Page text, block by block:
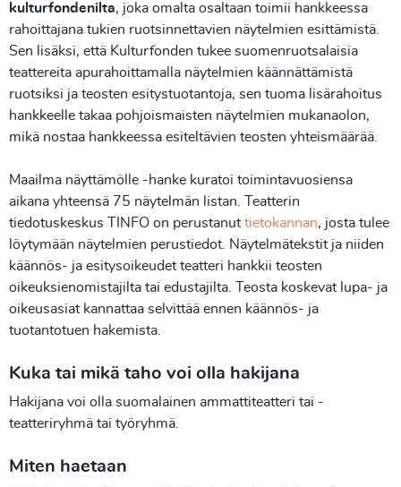
kulturfondenilta, joka omalta osaltaan toimii hankkeessa
rahoittajana tukien ruotsinnettavien näytelmien esittämistä.
Sen lisäksi, että Kulturfonden tukee suomenruotsalaisia
teattereita apurahoittamalla näytelmien käännättämistä
ruotsiksi ja teosten esitystuotantoja, sen tuoma lisärahoitus
hankkeelle takaa pohjoismaisten näytelmien mukanaolon,
mikä nostaa hankkeessa esiteltävien teosten yhteismäärää.
Maailma näyttämölle -hanke kuratoi toimintavuosiensa
aikana yhteensä 75 näytelmän listan. Teatterin
tiedotuskeskus TINFO on perustanuttietokannan, josta tulee
löytymään näytelmien perustiedot. Näytelmätekstit ja niiden
käännös- ja esitysoikeudet teatteri hankkii teosten
oikeuksienomistajilta tai edustajilta. Teosta koskevat lupa- ja
oikeusasiat kannattaa selvittää ennen käännös- ja
tuotantotuen hakemista.
Kuka tai mikä taho voi olla hakijana
Hakijana voi olla suomalainen ammattiteatteri tai -
teatteriryhmä tai työryhmä.
Miten haetaan